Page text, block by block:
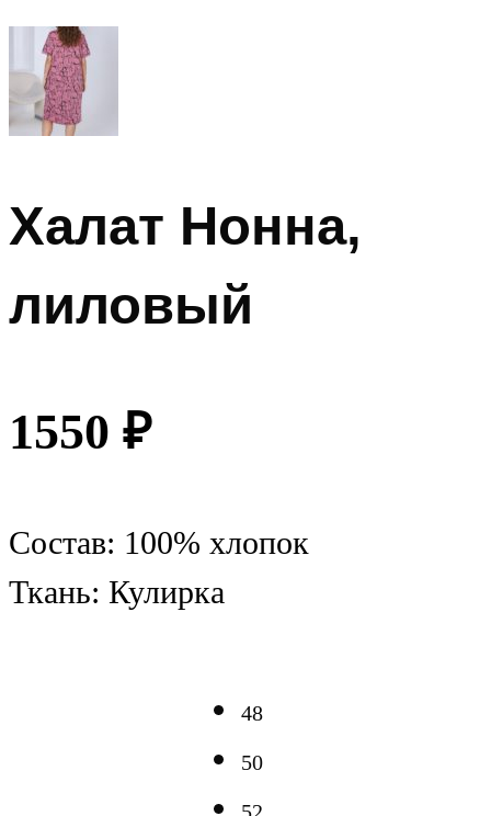
Халат Нонна,
лиловый
1550 ₽
Состав: 100% хлопок
Ткань: Кулирка
48
50